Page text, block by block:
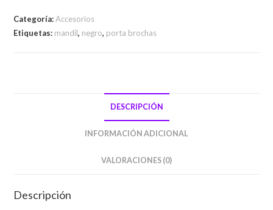
Categoría:Accesorios
Etiquetas: mandil, negro, porta brochas
DESCRIPCIÓN
INFORMACIÓN ADICIONAL
VALORACIONES (0)
Descripción